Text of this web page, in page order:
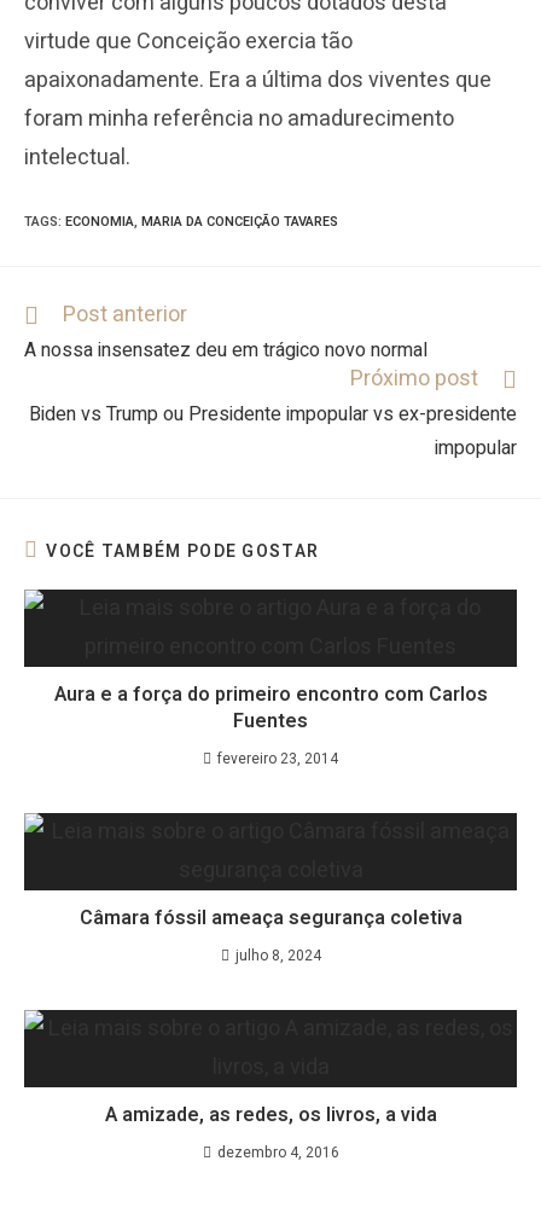
virtude que Conceição exercia tão
apaixonadamente. Era a última dos viventes que
foram minha referência no amadurecimento
intelectual.
TAGS: ECONOMIA, MARIA DA CONCEIÇÃO TAVARES
Post anterior
A nossa insensatez deu em trágico novo normal
Próximo post
Biden vs Trump ou Presidente impopular vs ex-presidente
impopular
VOCÊ TAMBÉM PODE GOSTAR
Aura e a força do primeiro encontro com Carlos
Fuentes
fevereiro 23, 2014
Câmara fóssil ameaça segurança coletiva
julho 8, 2024
A amizade, as redes, os livros, a vida
dezembro 4, 2016